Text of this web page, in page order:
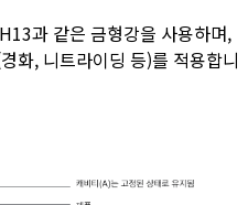
과 같은 금형강을 사용하며,
화, 니트라이딩 등)를 적용합니